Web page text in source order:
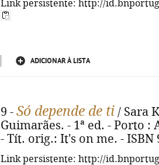
Link persistente: http://
ADICIONAR À LISTA
9 - Só depende de ti / Sara
Guimarães. - 1ª ed. - Porto :
- Tít. orig.: It's on me. - ISBN
Link persistente: http://